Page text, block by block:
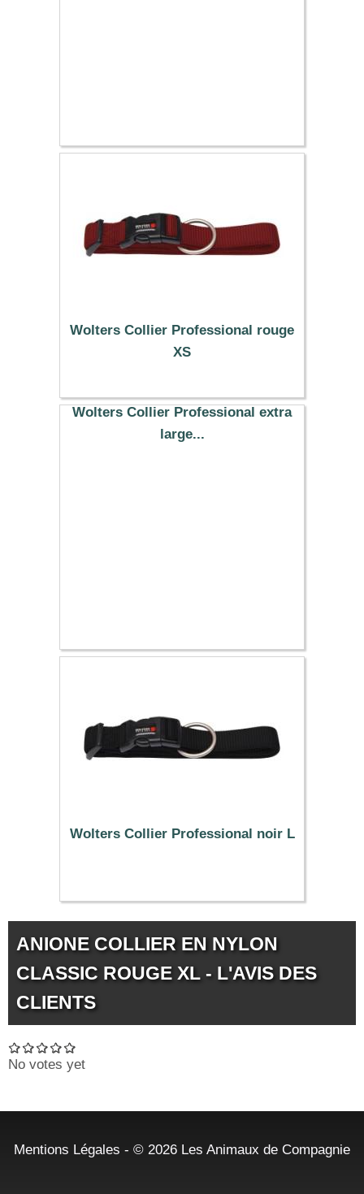
Wolters Collier Professional rouge
XS
6.89 €
Wolters Collier Professional extra
large...
Wolters Collier Professional noir L
9.93 €
ANIONE COLLIER EN NYLON
CLASSIC ROUGE XL - L'AVIS DES
CLIENTS
No votes yet
Mentions Légales - © 2026 Les Animaux de Compagnie